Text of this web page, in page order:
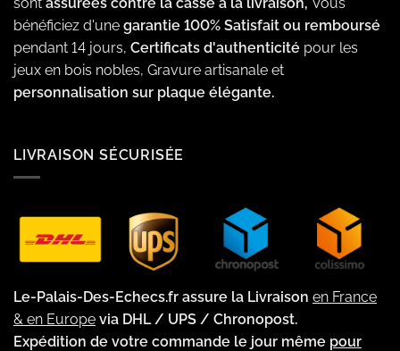
sont assurées contre la casse à la livraison, Vous
bénéficiez d'une garantie 100% Satisfait ou remboursé
pendant 14 jours, Certificats d'authenticité pour les
jeux en bois nobles, Gravure artisanale et
personnalisation sur plaque élégante.
LIVRAISON SÉCURISÉE
Le-Palais-Des-Echecs.fr assure la Livraison en France
& en Europe via DHL / UPS / Chronopost.
Expédition de votre commande le jour même pour